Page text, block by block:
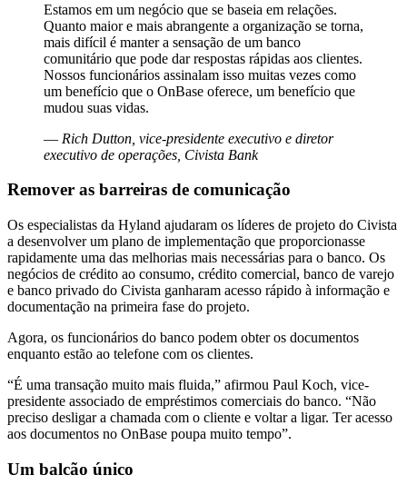
Estamos em um negócio que se baseia em relações.
Quanto maior e mais abrangente a organização se torna,
mais difícil é manter a sensação de um banco
comunitário que pode dar respostas rápidas aos clientes.
Nossos funcionários assinalam isso muitas vezes como
um benefício que o OnBase oferece, um benefício que
mudou suas vidas.
— Rich Dutton, vice-presidente executivo e diretor
executivo de operações, Civista Bank
Remover as barreiras de comunicação
Os especialistas da Hyland ajudaram os líderes de projeto do Civista
a desenvolver um plano de implementação que proporcionasse
rapidamente uma das melhorias mais necessárias para o banco. Os
negócios de crédito ao consumo, crédito comercial, banco de varejo
e banco privado do Civista ganharam acesso rápido à informação e
documentação na primeira fase do projeto.
Agora, os funcionários do banco podem obter os documentos
enquanto estão ao telefone com os clientes.
“É uma transação muito mais fluida,” afirmou Paul Koch, vice-
presidente associado de empréstimos comerciais do banco. “Não
preciso desligar a chamada com o cliente e voltar a ligar. Ter acesso
aos documentos no OnBase poupa muito tempo”.
Um balcão único